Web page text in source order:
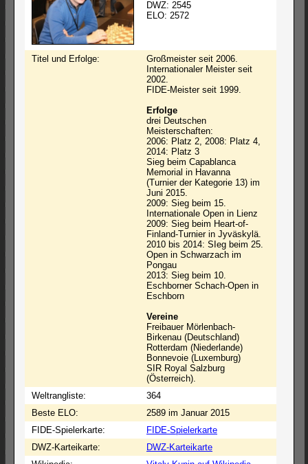
DWZ: 2545
ELO: 2572
Titel und Erfolge:
Großmeister seit 2006.
Internationaler Meister seit
2002.
FIDE-Meister seit 1999.
Erfolge
drei Deutschen
Meisterschaften:
2006: Platz 2, 2008: Platz 4,
2014: Platz 3
Sieg beim Capablanca
Memorial in Havanna
(Turnier der Kategorie 13) im
Juni 2015.
2009: Sieg beim 15.
Internationale Open in Lienz
2009: Sieg beim Heart-of-
Finland-Turnier in Jyväskylä.
2010 bis 2014: SIeg beim 25.
Open in Schwarzach im
Pongau
2013: Sieg beim 10.
Eschborner Schach-Open in
Eschborn
Vereine
Freibauer Mörlenbach-
Birkenau (Deutschland)
Rotterdam (Niederlande)
Bonnevoie (Luxemburg)
SIR Royal Salzburg
(Österreich).
Weltrangliste:
364
Beste ELO:
2589 im Januar 2015
FIDE-Spielerkarte:
FIDE-Spielerkarte
DWZ-Karteikarte:
DWZ-Karteikarte